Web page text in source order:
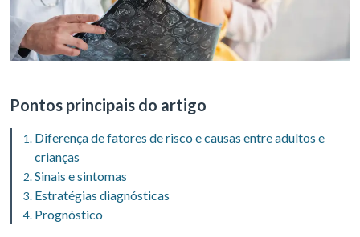
Pontos principais do artigo
Diferença de fatores de risco e causas entre adultos e
crianças
Sinais e sintomas
Estratégias diagnósticas
Prognóstico